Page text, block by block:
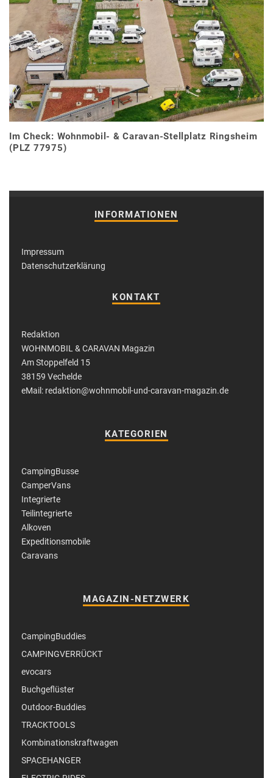
Im Check: Wohnmobil- & Caravan-Stellplatz Ringsheim
(PLZ 77975)
INFORMATIONEN
Impressum
Datenschutzerklärung
KONTAKT
Redaktion
WOHNMOBIL & CARAVAN Magazin
Am Stoppelfeld 15
38159 Vechelde
eMail: redaktion@wohnmobil-und-caravan-magazin.de
KATEGORIEN
CampingBusse
CamperVans
Integrierte
Teilintegrierte
Alkoven
Expeditionsmobile
Caravans
MAGAZIN-NETZWERK
CampingBuddies
CAMPINGVERRÜCKT
evocars
Buchgeflüster
Outdoor-Buddies
TRACKTOOLS
Kombinationskraftwagen
SPACEHANGER